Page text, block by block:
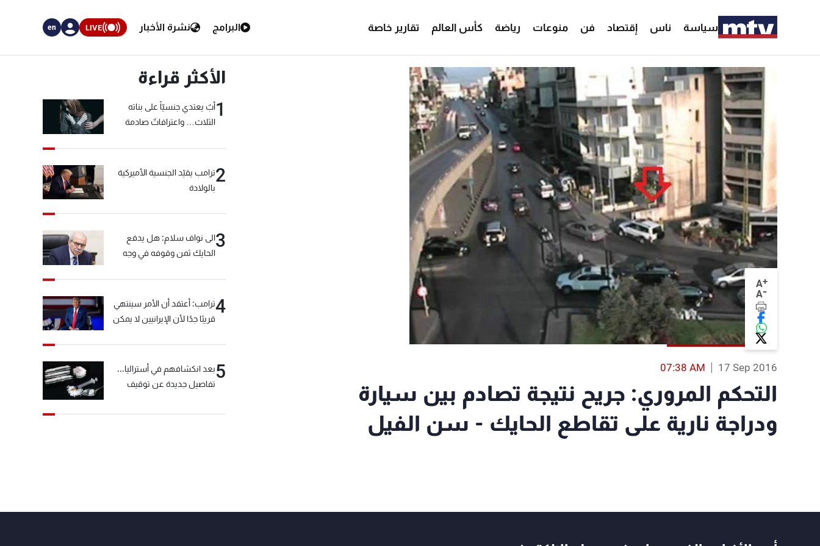
سياسة ناس إقتصاد فن منوعات رياضة كأس العالم تقارير خاصة البرامج نشرة الأخبار LIVE
en
A+
A-
17 Sep 2016
07:38 AM
التحكم المروري: جريح نتيجة تصادم بين سيارة
ودراجة نارية على تقاطع الحايك - سن الفيل
الأكثر قراءة
1أبٌ يعتدي جنسيّاً على بناته
الثلاث… واعترافاتٌ صادمة
2ترامب يقيّد الجنسية الأميركية
بالولادة
3الى نواف سلام: هل يدفع
الحايك ثمن وقوفه في وجه
4ترامب: أعتقد أن الأمر سينتهي
قريبًا جدًا لأن الإيرانيين لا يمكن
5بعد انكشافهم في أستراليا...
تفاصيل جديدة عن توقيف